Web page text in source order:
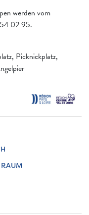
werden vom
02 95.
Picknickplatz,
RAUM